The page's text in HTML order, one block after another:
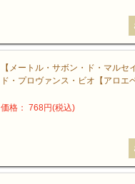
【メートル・サボン・ド・マルセ
ド・プロヴァンス・ビオ【アロエ
価格： 768円(税込)